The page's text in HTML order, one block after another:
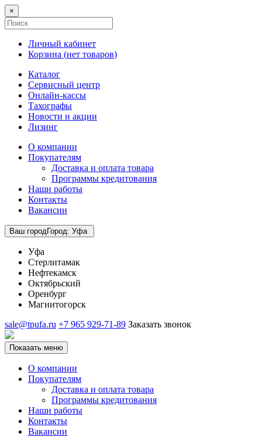
×
Личный кабинет
Корзина (нет товаров)
Каталог
Сервисный центр
Онлайн-кассы
Тахографы
Новости и акции
Лизинг
О компании
Покупателям
Доставка и оплата товара
Программы кредитования
Наши работы
Контакты
Вакансии
Ваш городГород: Уфа
Уфа
Стерлитамак
Нефтекамск
Октябрьский
Оренбург
Магнитогорск
sale@tpufa.ru +7 965 929-71-89 Заказать звонок
Показать меню
О компании
Покупателям
Доставка и оплата товара
Программы кредитования
Наши работы
Контакты
Вакансии